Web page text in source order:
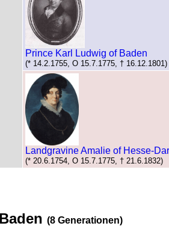
Prince Karl Ludwig of Baden
(* 14.2.1755, O 15.7.1775, † 16.12.1801)
Landgravine Amalie of Hesse-
(* 20.6.1754, O 15.7.1775, † 21.6.1832)
(8 Generationen)